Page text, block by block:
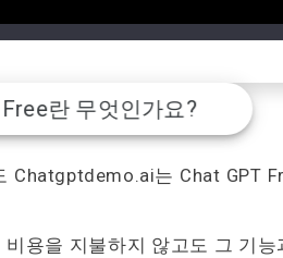
란 무엇인가요?
Chatgptdemo.ai는 Chat GPT
용을 지불하지 않고도 그 기